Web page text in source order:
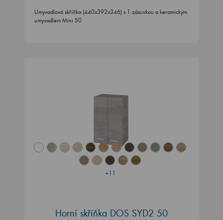
Umyvadlová skříňka (440x392x346) s 1 zásuvkou a keramickým
umyvadlem Mini 50
+11
Horní skříňka DOS SYD2 50